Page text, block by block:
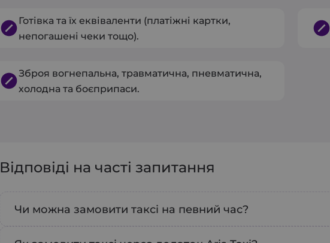
Готівка та їх еквіваленти (платіжні картки,
непогашені чеки тощо).
Зброя вогнепальна, травматична, пневматична,
холодна та боєприпаси.
Відповіді на часті запитання
Чи можна замовити таксі на певний час?